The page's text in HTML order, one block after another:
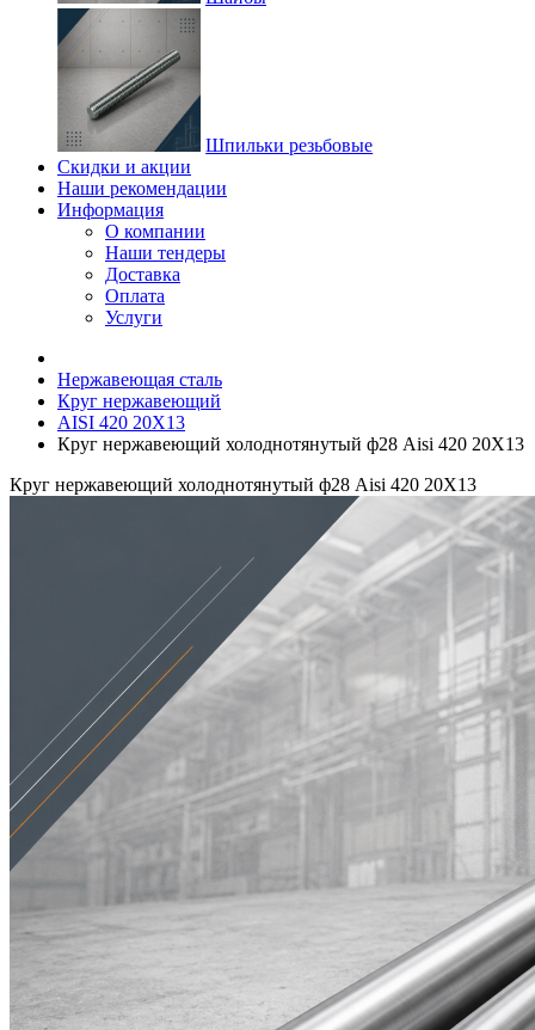
Шпильки резьбовые
Скидки и акции
Наши рекомендации
Информация
О компании
Наши тендеры
Доставка
Оплата
Услуги
Нержавеющая сталь
Круг нержавеющий
AISI 420 20Х13
Круг нержавеющий холоднотянутый ф28 Aisi 420 20Х13
Круг нержавеющий холоднотянутый ф28 Aisi 420 20Х13